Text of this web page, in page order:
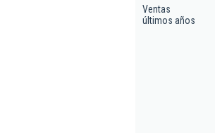
Ventas
últimos años